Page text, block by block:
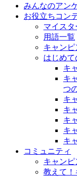
みんなのアン
お役立ちコン
マイス
用語一覧
キャン
はじめ
キ
キ
つ
キ
キ
キ
キ
キ
コミュニティ
キャン
教えて！